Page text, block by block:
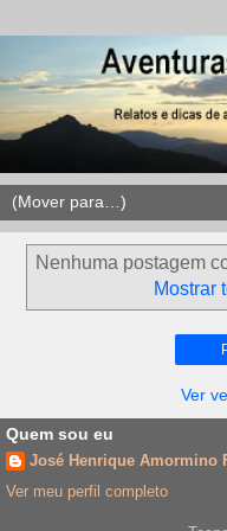
Nenhuma postagem
Mostrar
Ver
Quem sou eu
José Henrique Amormino
Ver meu perfil completo